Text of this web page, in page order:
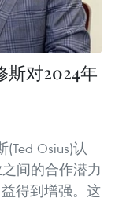
斯对2024年
Osius)认
间的合作潜力
得到增强。这